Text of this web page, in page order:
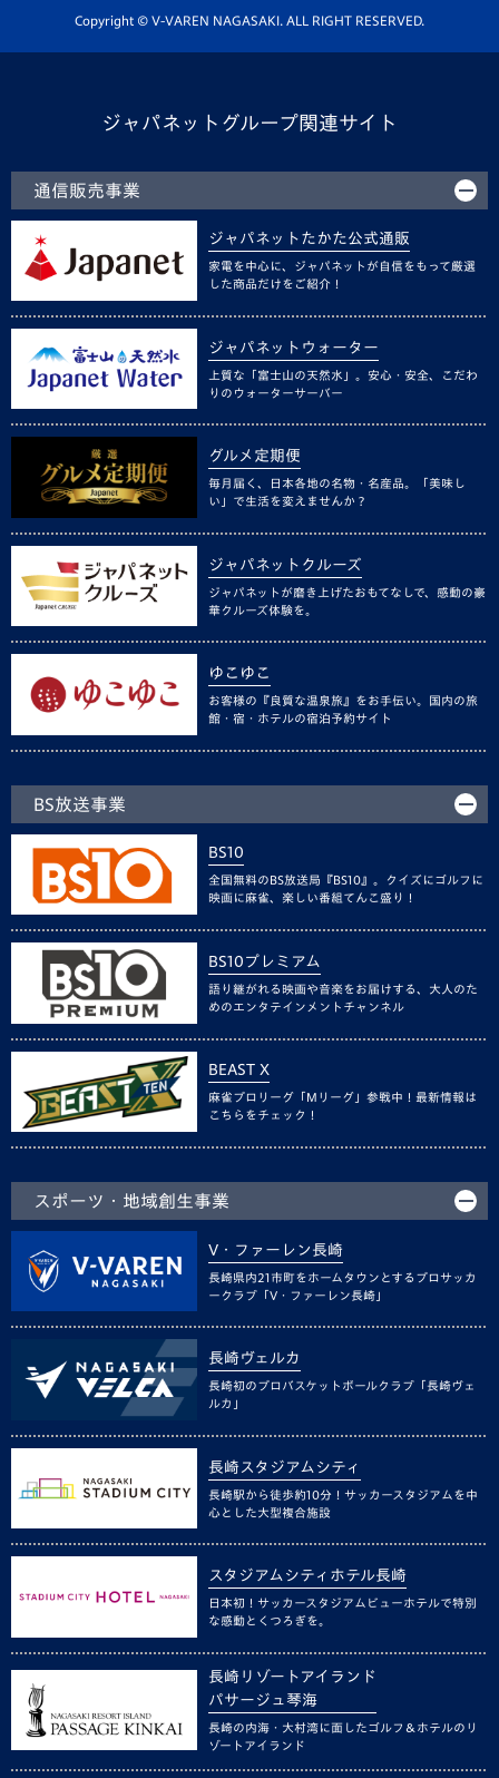
ホームタウン活動
Copyright © V-VAREN NAGASAKI. ALL RIGHT RESERVED.
ジャパネットグループ関連サイト
通信販売事業
ジャパネットたかた公式通販
家電を中心に、ジャパネットが自信をもって厳選
した商品だけをご紹介！
ジャパネットウォーター
上質な「富士山の天然水」。安心・安全、こだわ
りのウォーターサーバー
グルメ定期便
毎月届く、日本各地の名物・名産品。「美味し
い」で生活を変えませんか？
ジャパネットクルーズ
ジャパネットが磨き上げたおもてなしで、感動の豪
華クルーズ体験を。
ゆこゆこ
お客様の『良質な温泉旅』をお手伝い。国内の旅
館・宿・ホテルの宿泊予約サイト
BS放送事業
BS10
全国無料のBS放送局『BS10』。クイズにゴルフに
映画に麻雀、楽しい番組てんこ盛り！
BS10プレミアム
語り継がれる映画や音楽をお届けする、大人のた
めのエンタテインメントチャンネル
BEAST X
麻雀プロリーグ「Mリーグ」参戦中！最新情報は
こちらをチェック！
スポーツ・地域創生事業
V・ファーレン長崎
長崎県内21市町をホームタウンとするプロサッカ
ークラブ「V・ファーレン長崎」
長崎ヴェルカ
長崎初のプロバスケットボールクラブ「長崎ヴェ
ルカ」
長崎スタジアムシティ
長崎駅から徒歩約10分！サッカースタジアムを中
心とした大型複合施設
スタジアムシティホテル長崎
日本初！サッカースタジアムビューホテルで特別
な感動とくつろぎを。
長崎リゾートアイランド
パサージュ琴海
長崎の内海・大村湾に面したゴルフ＆ホテルのリ
ゾートアイランド